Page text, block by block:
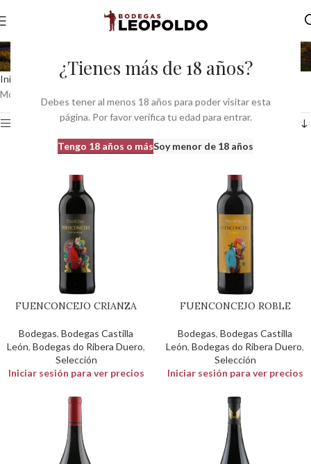
¿Tienes más de 18 años?
Debes tener al menos 18 años para poder visitar esta
página. Por favor verifica tu edad para entrar.
Tengo 18 años o másSoy menor de 18 años
Bodegas Milvus
Inicio Productor del producto Bodegas Milvus
Mostrando los 5 resultados
Ver barra lateral
FUENCONCEJO CRIANZA
Bodegas, Bodegas Castilla
León, Bodegas do Ribera Duero,
Selección
Iniciar sesión para ver precios
FUENCONCEJO ROBLE
Bodegas, Bodegas Castilla
León, Bodegas do Ribera Duero,
Selección
Iniciar sesión para ver precios